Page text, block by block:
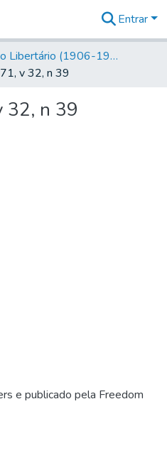
na
Entrar
Canto Libertário (1906-1995)
v 32, n 39
32, n 39
e publicado pela Freedom